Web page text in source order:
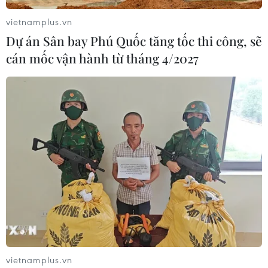
08/08/2026 04:29
Dắt chó đi dạo không đúng quy
định, bị phạt đến 2 triệu đồng?
CHUYỆN TUẦN QUA: Cảnh
báo nạn "giang hồ mạng” kéo những
hệ lụy ảo tràn ra đời thực
08/08/2026 04:00
Quảng Trị triệt phá đường dây vận
chuyển hơn 210kg vật liệu nổ
08/08/2026 01:59
vietnamplus.vn
Dự án Sân bay Phú Quốc tăng tốc thi công, sẽ
cán mốc vận hành từ tháng 4/2027
vietnamplus.vn